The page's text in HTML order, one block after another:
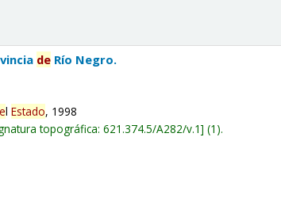
de Río Negro.
lEstado, 1998
topográfica:621.374.5/A282/v.1 (1).